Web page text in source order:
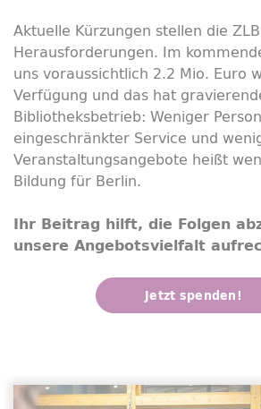
Aktuelle Kürzungen stellen die
Herausforderungen. Im
uns voraussichtlich 2.2 Mio. Euro
Verfügung und das hat
Bibliotheksbetrieb: Weniger
eingeschränkter Service und
Veranstaltungsangebote heißt
Bildung für Berlin.
Ihr Beitrag hilft, die Folgen
unsere Angebotsvielfalt
Jetzt spenden!